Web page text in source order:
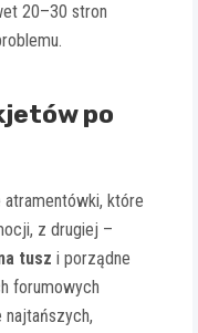
20–30 stron
po
które
z drugiej –
tusz i porządne
forumowych
najtańszych,